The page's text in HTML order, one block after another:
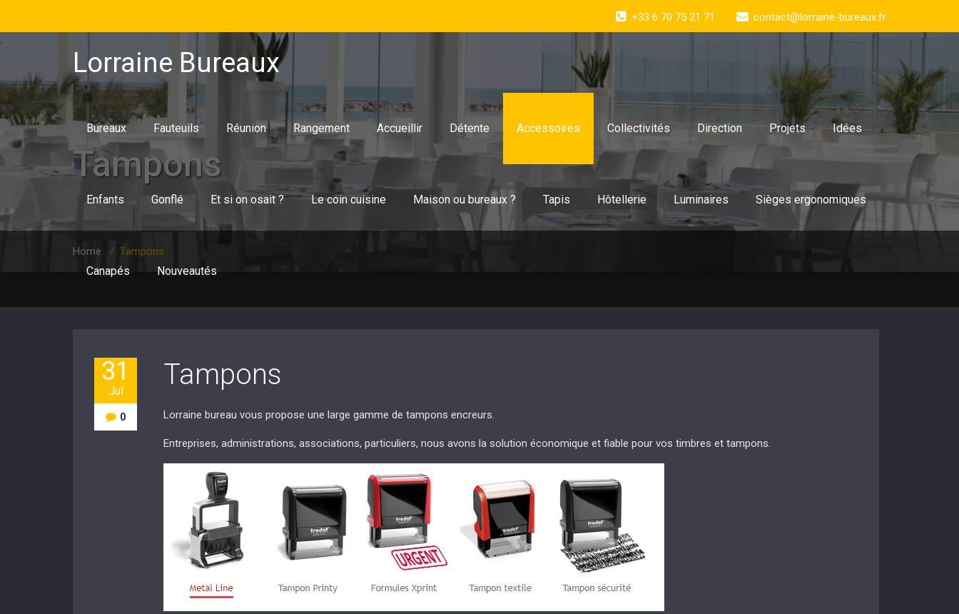
+33 6 70 75 21 71 contact@lorraine-bureaux.fr
Lorraine Bureaux
Bureaux Fauteuils Réunion Rangement Accueillir Détente Accessoires Collectivités Direction Projets Idées
Enfants Gonflé Et si on osait ? Le coin cuisine Maison ou bureaux ? Tapis Hôtellerie Luminaires Sièges ergonomiques
Canapés Nouveautés
Tampons
Home / Tampons
31
Jul
0
Tampons
Lorraine bureau vous propose une large gamme de tampons encreurs.
Entreprises, administrations, associations, particuliers, nous avons la solution économique et fiable pour vos timbres et tampons.